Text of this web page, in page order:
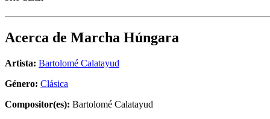
Acerca de Marcha Húngara
Artista: Bartolomé Calatayud
Género: Clásica
Compositor(es): Bartolomé Calatayud